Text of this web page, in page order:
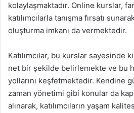
kolaylaşmaktadır. Online kurslar,
katılımcılarla tanışma fırsatı
oluşturma imkanı da vermektedir.
Katılımcılar, bu kurslar sayesinde
net bir şekilde belirlemekte ve bu
yollarını keşfetmektedir. Kendine
zaman yönetimi gibi konular da
alınarak, katılımcıların yaşam